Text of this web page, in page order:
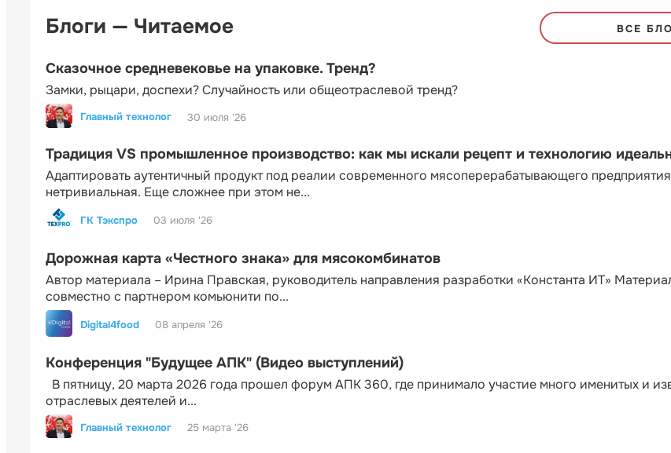
Блоги — Читаемое ВСЕ
Сказочное средневековье на упаковке. Тренд?
Замки, рыцари, доспехи? Случайность или общеотраслевой тренд?
Главный технолог 30 июля '26
Традиция VS промышленное производство: как мы искали рецепт и технологию
Адаптировать аутентичный продукт под реалии современного мясоперерабатывающего
нетривиальная. Еще сложнее при этом не...
ГК Тэкспро 03 июля '26
Дорожная карта «Честного знака» для мясокомбинатов
Автор материала – Ирина Правская, руководитель направления разработки «Константа ИТ»
совместно с партнером комьюнити по...
Digital4food 08 апреля '26
Конференция "Будущее АПК" (Видео выступлений)
В пятницу, 20 марта 2026 года прошел форум АПК 360, где принимало участие много именитых и
отраслевых деятелей и...
Главный технолог 25 марта '26